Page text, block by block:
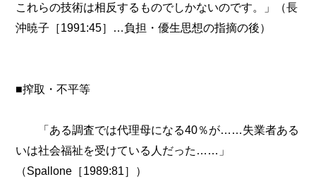
これらの技術は相反するものでしかないのです。」（長
沖暁子［1991:45］…負担・優生思想の指摘の後）
■搾取・不平等
「ある調査では代理母になる40％が……失業者ある
いは社会福祉を受けている人だった……」
（Spallone［1989:81］）